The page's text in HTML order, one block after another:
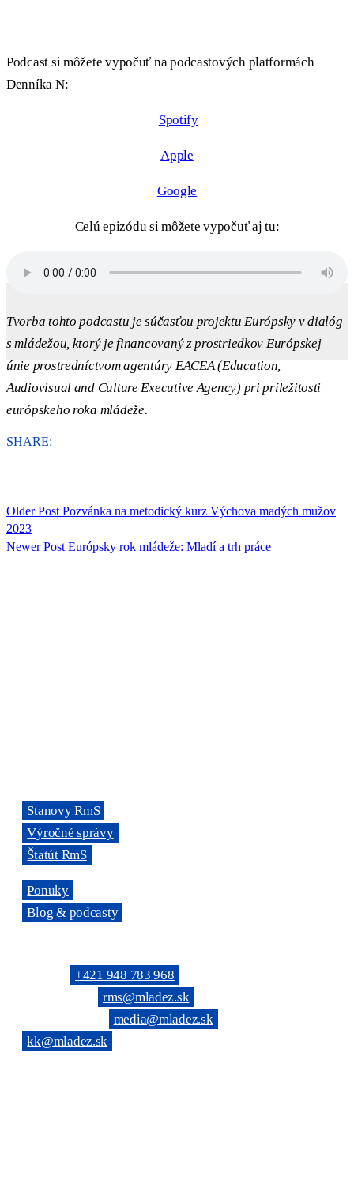
Podcast si môžete vypočuť na podcastových platformách
Denníka N:
Spotify
Apple
Google
Celú epizódu si môžete vypočuť aj tu:
Tvorba tohto podcastu je súčasťou projektu Európsky v dialóg
s mládežou, ktorý je financovaný z prostriedkov Európskej
únie prostredníctvom agentúry EACEA (Education,
Audiovisual and Culture Executive Agency) pri príležitosti
európskeho roka mládeže.
SHARE:
Older PostPozvánka na metodický kurz Výchova madých mužov
2023
Newer PostEurópsky rok mládeže: Mladí a trh práce
Stanovy RmS
Výročné správy
Štatút RmS
Ponuky
Blog & podcasty
+421 948 783 968
rms@mladez.sk
media@mladez.sk
kk@mladez.sk